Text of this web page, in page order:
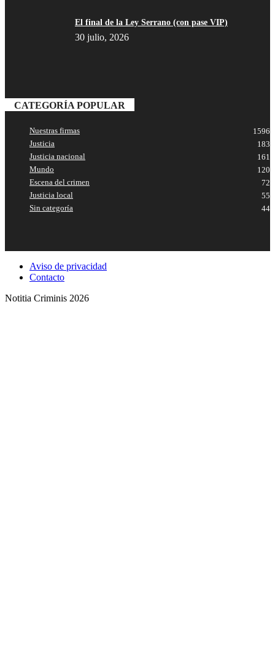
El final de la Ley Serrano (con pase VIP)
30 julio, 2026
CATEGORÍA POPULAR
Nuestras firmas
1596
Justicia
183
Justicia nacional
161
Mundo
120
Escena del crimen
72
Justicia local
55
Sin categoría
44
Aviso de privacidad
Contacto
Notitia Criminis 2026